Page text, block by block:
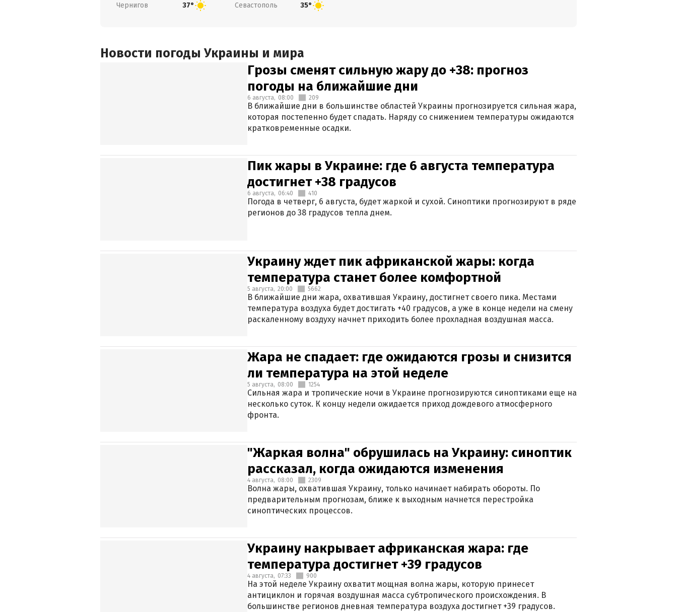
Чернигов 37° Севастополь 35°
Новости погоды Украины и мира
Грозы сменят сильную жару до +38: прогноз
погоды на ближайшие дни
6 августа, 08:00 209
В ближайшие дни в большинстве областей Украины прогнозируется сильная жара,
которая постепенно будет спадать. Наряду со снижением температуры ожидаются
кратковременные осадки.
Пик жары в Украине: где 6 августа температура
достигнет +38 градусов
6 августа, 06:40 410
Погода в четверг, 6 августа, будет жаркой и сухой. Синоптики прогнозируют в ряде
регионов до 38 градусов тепла днем.
Украину ждет пик африканской жары: когда
температура станет более комфортной
5 августа, 20:00 5662
В ближайшие дни жара, охватившая Украину, достигнет своего пика. Местами
температура воздуха будет достигать +40 градусов, а уже в конце недели на смену
раскаленному воздуху начнет приходить более прохладная воздушная масса.
Жара не спадает: где ожидаются грозы и снизится
ли температура на этой неделе
5 августа, 08:00 1254
Сильная жара и тропические ночи в Украине прогнозируются синоптиками еще на
несколько суток. К концу недели ожидается приход дождевого атмосферного
фронта.
"Жаркая волна" обрушилась на Украину: синоптик
рассказал, когда ожидаются изменения
4 августа, 08:00 2309
Волна жары, охватившая Украину, только начинает набирать обороты. По
предварительным прогнозам, ближе к выходным начнется перестройка
синоптических процессов.
Украину накрывает африканская жара: где
температура достигнет +39 градусов
4 августа, 07:33 900
На этой неделе Украину охватит мощная волна жары, которую принесет
антициклон и горячая воздушная масса субтропического происхождения. В
большинстве регионов дневная температура воздуха достигнет +39 градусов.